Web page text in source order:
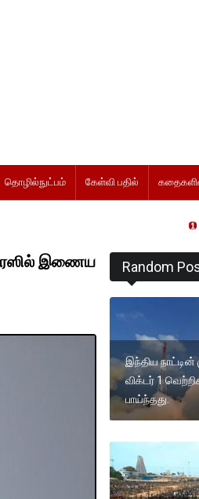
தொழில்நுட்பம் கேள்வி பதில்
இன்று
இணைய
Random
இந்திய
விக்டர் 1
பாய்ந்தது.